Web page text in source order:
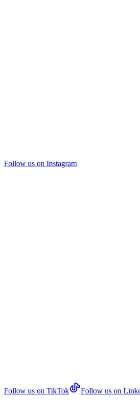
Follow us on Instagram
Follow us on TikTok Follow us on